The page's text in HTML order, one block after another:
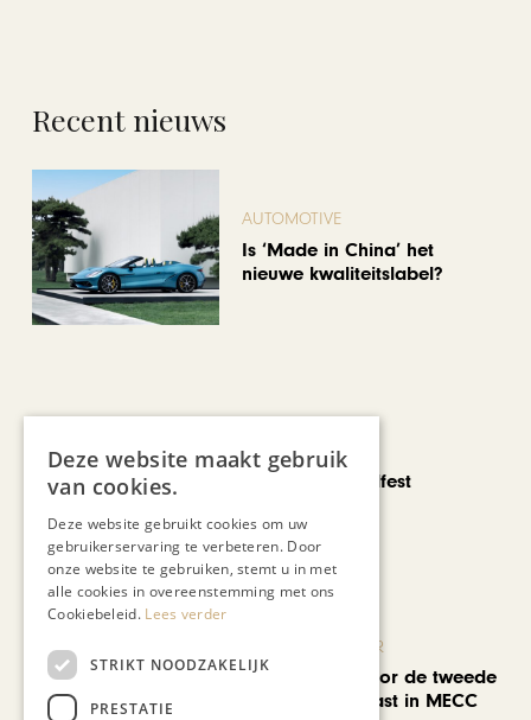
Recent nieuws
AUTOMOTIVE
Is ‘Made in China’ het
nieuwe kwaliteitslabel?
CHAPEAU TV
Noorbeek Foodfest
KUNST & CULTUUR
EuropArtFair voor de tweede
keer op rij te gast in MECC
Deze website maakt gebruik
van cookies.
Deze website gebruikt cookies om uw
gebruikerservaring te verbeteren. Door
onze website te gebruiken, stemt u in met
alle cookies in overeenstemming met ons
Cookiebeleid. Lees verder
STRIKT NOODZAKELIJK
PRESTATIE